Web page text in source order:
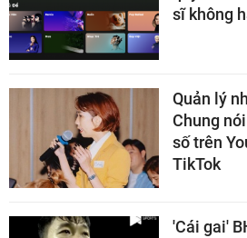
sĩ không
Quản lý
Chung
số trên
TikTok
'Cái gai'